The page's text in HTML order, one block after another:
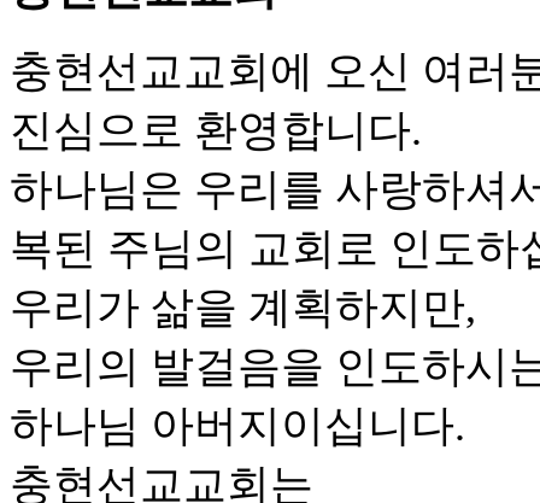
충현선교교회에 오신 여러
진심으로 환영합니다.
하나님은 우리를 사랑하셔
복된 주님의 교회로 인도하
우리가 삶을 계획하지만,
우리의 발걸음을 인도하시
하나님 아버지이십니다.
충현선교교회는